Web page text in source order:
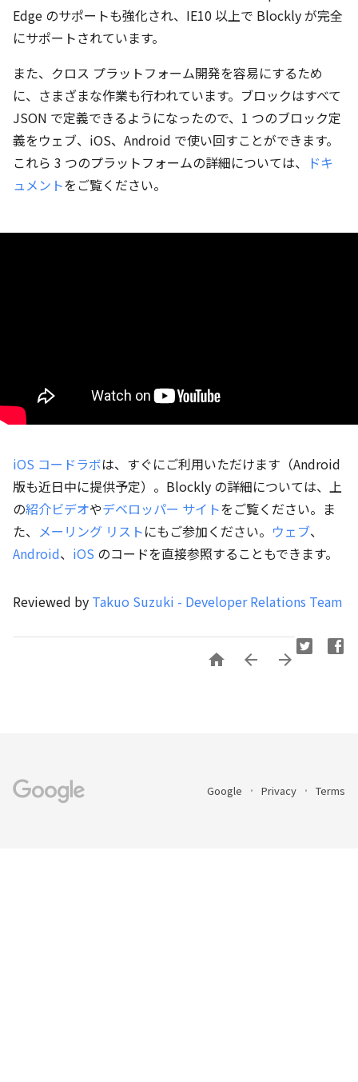
Edge のサポートも強化され、IE10 以上で Blockly が完全
にサポートされています。
また、クロス プラットフォーム開発を容易にするため
に、さまざまな作業も行われています。ブロックはすべて
JSON で定義できるようになったので、1 つのブロック定
義をウェブ、iOS、Android で使い回すことができます。
これら 3 つのプラットフォームの詳細については、 ドキ
ュメントをご覧ください。
iOS コードラボは、すぐにご利用いただけます（Android
版も近日中に提供予定）。Blockly の詳細については、上
の紹介ビデオやデベロッパー サイトをご覧ください。ま
た、 メーリング リストにもご参加ください。 ウェブ、
Android、 iOS のコードを直接参照することもできます。
Reviewed by Takuo Suzuki - Developer Relations Team
  
Google Privacy Terms